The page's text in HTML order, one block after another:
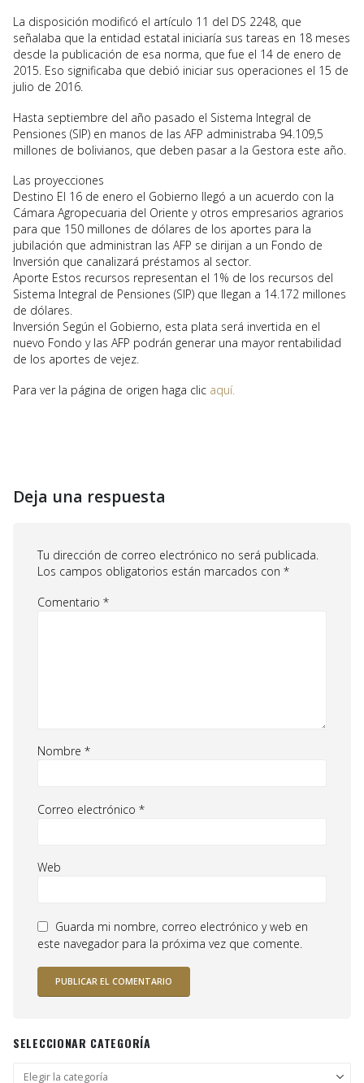
La disposición modificó el artículo 11 del DS 2248, que
señalaba que la entidad estatal iniciaría sus tareas en 18 meses
desde la publicación de esa norma, que fue el 14 de enero de
2015. Eso significaba que debió iniciar sus operaciones el 15 de
julio de 2016.
Hasta septiembre del año pasado el Sistema Integral de
Pensiones (SIP) en manos de las AFP administraba 94.109,5
millones de bolivianos, que deben pasar a la Gestora este año.
Las proyecciones
Destino El 16 de enero el Gobierno llegó a un acuerdo con la
Cámara Agropecuaria del Oriente y otros empresarios agrarios
para que 150 millones de dólares de los aportes para la
jubilación que administran las AFP se dirijan a un Fondo de
Inversión que canalizará préstamos al sector.
Aporte Estos recursos representan el 1% de los recursos del
Sistema Integral de Pensiones (SIP) que llegan a 14.172 millones
de dólares.
Inversión Según el Gobierno, esta plata será invertida en el
nuevo Fondo y las AFP podrán generar una mayor rentabilidad
de los aportes de vejez.
Para ver la página de origen haga clic aquí.
Deja una respuesta
Tu dirección de correo electrónico no será publicada.
Los campos obligatorios están marcados con *
Comentario *
Nombre *
Correo electrónico *
Web
Guarda mi nombre, correo electrónico y web en
este navegador para la próxima vez que comente.
SELECCIONAR CATEGORÍA
Seleccionar